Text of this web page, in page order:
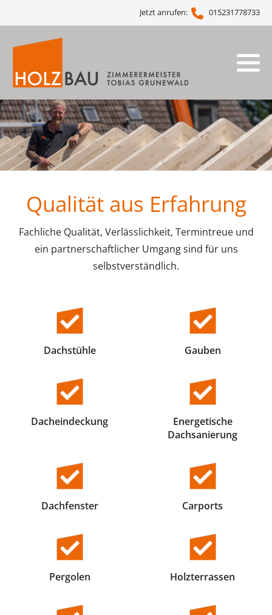
Jetzt anrufen: 015231778733
Qualität aus Erfahrung
Fachliche Qualität, Verlässlichkeit, Termintreue und
ein partnerschaftlicher Umgang sind für uns
selbstverständlich.
Dachstühle Gauben
Dacheindeckung
Energetische
Dachsanierung
Dachfenster Carports
Pergolen Holzterrassen
Dachstuhl
Gauben
Dacheindeckung
Energetische Dachsanierung
Carports
Dachfenster
Vordächer
Photovoltaik
FAQ Dachstuhl